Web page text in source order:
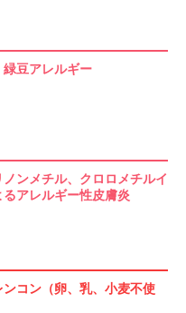
緑豆アレルギー
ンメチル、クロロメチルイ
アレルギー性皮膚炎
コン（卵、乳、小麦不使